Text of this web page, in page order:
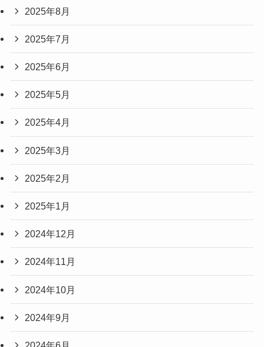
2025年8月
2025年7月
2025年6月
2025年5月
2025年4月
2025年3月
2025年2月
2025年1月
2024年12月
2024年11月
2024年10月
2024年9月